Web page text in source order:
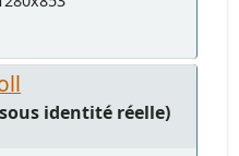
identité réelle)